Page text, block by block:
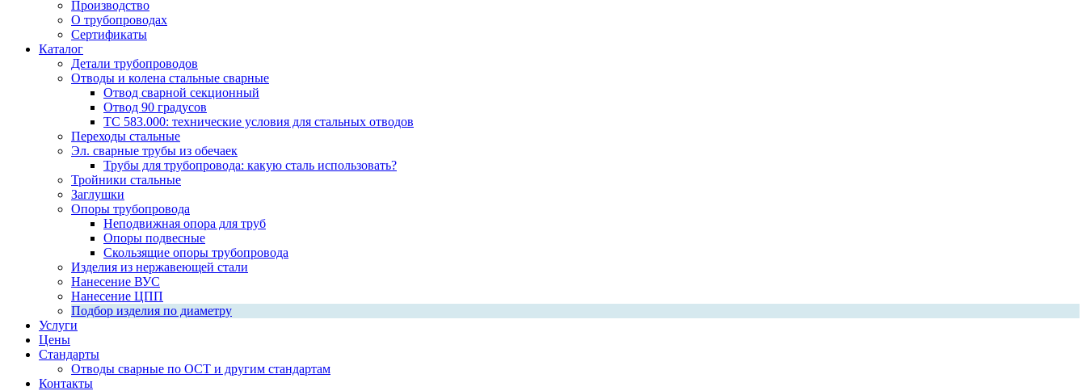
Производство
О трубопроводах
Сертификаты
Каталог
Детали трубопроводов
Отводы и колена стальные сварные
Отвод сварной секционный
Отвод 90 градусов
ТС 583.000: технические условия для стальных отводов
Переходы стальные
Эл. сварные трубы из обечаек
Трубы для трубопровода: какую сталь использовать?
Тройники стальные
Заглушки
Опоры трубопровода
Неподвижная опора для труб
Опоры подвесные
Скользящие опоры трубопровода
Изделия из нержавеющей стали
Нанесение ВУС
Нанесение ЦПП
Подбор изделия по диаметру
Услуги
Цены
Стандарты
Отводы сварные по ОСТ и другим стандартам
Контакты